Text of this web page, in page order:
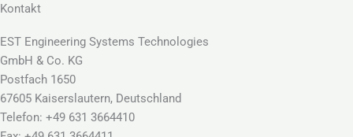
Kontakt
EST Engineering Systems Technologies
GmbH & Co. KG
Postfach 1650
67605 Kaiserslautern, Deutschland
Telefon: +49 631 3664410